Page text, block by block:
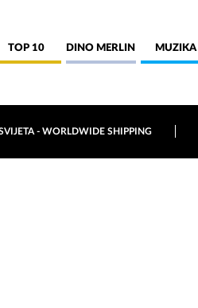
TOP 10 DINO MERLIN MUZIKA
- WORLDWIDE SHIPPING